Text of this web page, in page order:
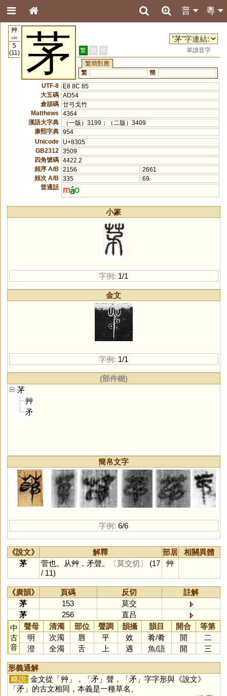
粵
普
艸
140
5
(11)
茅 繁 簡 港
單讀音字
繁簡對應
繁
簡
UTF-8
E8 8C 85
大五碼 AD54
倉頡碼 廿弓戈竹
Matthews
4364
漢語大字典
（一版）3199；（二版）3409
康熙字典 954
Unicode
U+8305
GB2312
3509
四角號碼 4422.2
頻序 A/B
2156
2661
頻次 A/B
335
69
普通話
m o
小篆
字例: 1/1
金文
字例: 1/1
(部件樹)
茅
艸
矛
簡帛文字
字例: 6/6
《說文》 解釋 部居
相關異體
茅
菅也。从艸，矛聲。 〔莫交切〕
(17
/ 11)
艸
《廣韻》 頁碼 反切
註解
茅
153
莫交
茅
256
直吕
中
古
音
聲母 清濁 部位 聲調 韻攝 韻目 開合
等第
明
次濁 唇 平 效 肴/肴 開
二
澄
全濁 舌 上 遇 魚/語 開 三
形義通解
略說: 金文從「艸 」，「矛」聲，「矛」字字形與《說文》
「矛」的古文相同，本義是一種草名。